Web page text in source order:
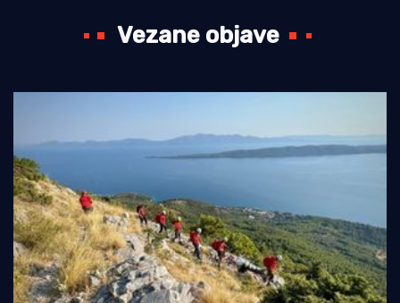
Vezane objave